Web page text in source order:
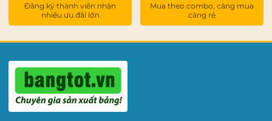
Đăng ký thành viên nhận
nhiều ưu đãi lớn
Mua theo combo, càng mua
càng rẻ